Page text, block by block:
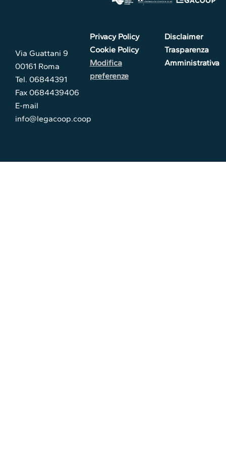
Via Guattani 9
00161 Roma
Tel. 06844391
Fax 0684439406
E-mail
info@legacoop.coop
Privacy Policy
Cookie Policy
Modifica
preferenze
Disclaimer
Trasparenza
Amministrativa